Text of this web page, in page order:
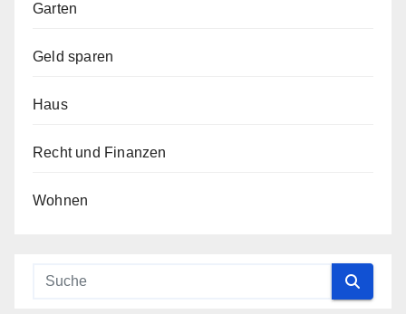
Garten
Geld sparen
Haus
Recht und Finanzen
Wohnen